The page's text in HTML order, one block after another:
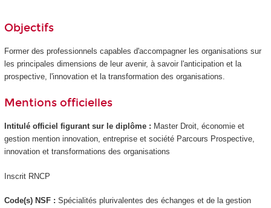
Objectifs
Former des professionnels capables d'accompagner les organisations sur
les principales dimensions de leur avenir, à savoir l'anticipation et la
prospective, l'innovation et la transformation des organisations.
Mentions officielles
Intitulé officiel figurant sur le diplôme : Master Droit, économie et
gestion mention innovation, entreprise et société Parcours Prospective,
innovation et transformations des organisations
Inscrit RNCP
Code(s) NSF : Spécialités plurivalentes des échanges et de la gestion